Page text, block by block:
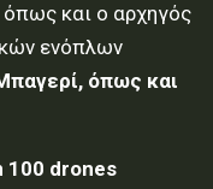
και ο αρχηγός
ενόπλων
όπως και
100 drones